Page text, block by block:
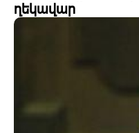
ղեկավար